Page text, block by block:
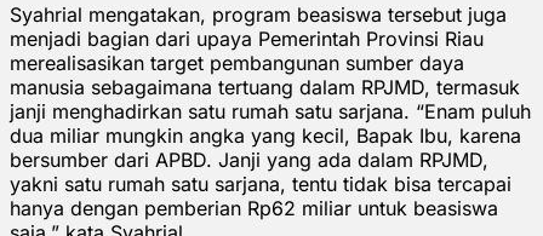
Syahrial mengatakan, program beasiswa tersebut juga
menjadi bagian dari upaya Pemerintah Provinsi Riau
merealisasikan target pembangunan sumber daya
manusia sebagaimana tertuang dalam RPJMD, termasuk
janji menghadirkan satu rumah satu sarjana. “Enam puluh
dua miliar mungkin angka yang kecil, Bapak Ibu, karena
bersumber dari APBD. Janji yang ada dalam RPJMD,
yakni satu rumah satu sarjana, tentu tidak bisa tercapai
hanya dengan pemberian Rp62 miliar untuk beasiswa